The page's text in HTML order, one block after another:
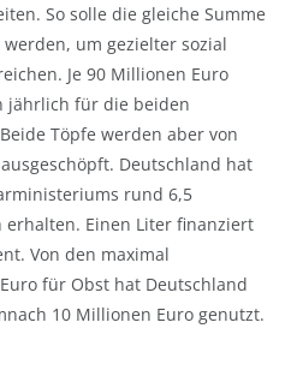
So solle die gleiche Summe
um gezielter sozial
Je 90 Millionen Euro
jährlich für die beiden
Töpfe werden aber von
Deutschland hat
rund 6,5
Einen Liter finanziert
Von den maximal
für Obst hat Deutschland
10 Millionen Euro genutzt.